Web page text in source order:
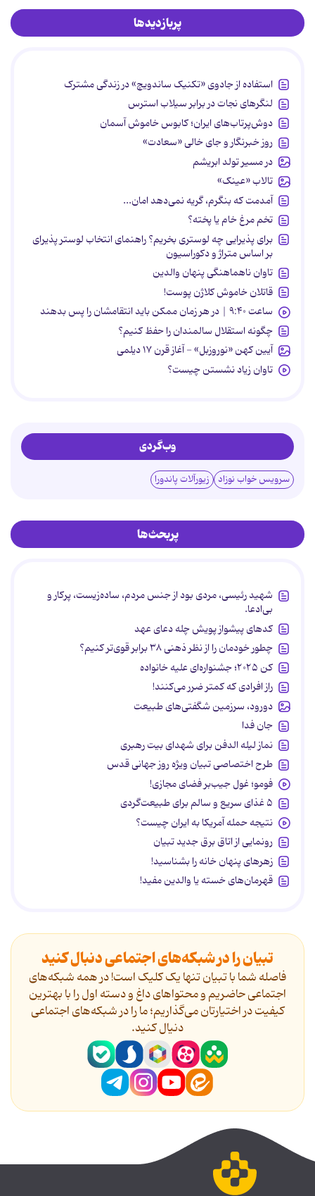
پربازدیدها
استفاده از جادوی «تکنیک ساندویچ» در زندگی مشترک
لنگرهای نجات در برابر سیلاب استرس
دوش‌پرتاب‌های ایران؛ کابوس خاموش آسمان
روز خبرنگار و جای خالی «سعادت»
در مسیر تولد ابریشم
تالاب «عینک»
آمدمت که بنگرم، گریه نمی‌دهد امان...
تخم مرغ خام یا پخته؟
برای پذیرایی چه لوستری بخریم؟ راهنمای انتخاب لوستر پذیرای
بر اساس متراژ و دکوراسیون
تاوان ناهماهنگی پنهان والدین
قاتلان خاموش کلاژن پوست!
ساعت ۹:۴۰ | در هر زمان ممکن باید انتقامشان را پس بدهند
چگونه استقلال سالمندان را حفظ کنیم؟
آیین کهن «نوروزبل» - آغاز قرن ۱۷ دیلمی
تاوان زیاد نشستن چیست؟
وب‌گردی
سرویس خواب نوزاد زیورآلات پاندورا
پربحث‌ها
شهید رئیسی، مردی بود از جنس مردم، ساده‌زیست، پرکار و
بی‌ادعا.
کدهای پیشواز پویش چله دعای عهد
چطور خودمان را از نظر ذهنی ۳۸ برابر قوی‌تر کنیم؟
کن ۲۰۲۵؛ جشنواره‌ای علیه خانواده
راز افرادی که کمتر ضرر می‌کنند!
دورود، سرزمین شگفتی‌های طبیعت
جان فدا
نماز لیله الدفن برای شهدای بیت رهبری
طرح اختصاصی تبیان ویژه روز جهانی قدس
فومو؛ غول جیب‌بر فضای مجازی!
۵ غذای سریع و سالم برای طبیعت‌گردی
نتیجه حمله آمریکا به ایران چیست؟
رونمایی از اتاق برق جدید تبیان
زهرهای پنهان خانه را بشناسید!
قهرمان‌های خسته یا والدین مفید!
تبیان را در شبکه‌های اجتماعی دنبال کنید
فاصله شما با تبیان تنها یک کلیک است! در همه شبکه‌های
اجتماعی حاضریم و محتواهای داغ و دسته اول را با بهترین
کیفیت در اختیارتان می‌گذاریم؛ ما را در شبکه‌های اجتماعی
دنیال کنید.